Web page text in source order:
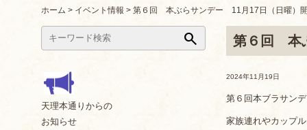
ホーム > イベント情報 > 第６回 本ぶらサンデー 11月17日（日曜）
第６回 本
2024年11月19日
第６回本ブラサン
家族連れやカップ
search
天理本通りからの
お知らせ